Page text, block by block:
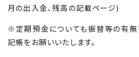
月の出入金、残高の記載ページ)
※定期預金についても振替等の有無
記帳をお願いいたします。